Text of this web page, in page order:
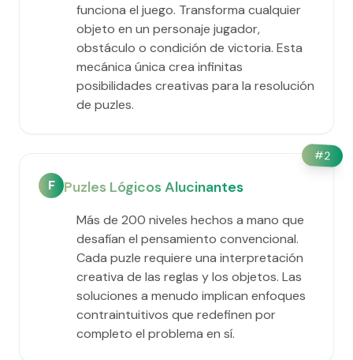
funciona el juego. Transforma cualquier
objeto en un personaje jugador,
obstáculo o condición de victoria. Esta
mecánica única crea infinitas
posibilidades creativas para la resolución
de puzles.
#2
F Puzles Lógicos Alucinantes
Más de 200 niveles hechos a mano que
desafían el pensamiento convencional.
Cada puzle requiere una interpretación
creativa de las reglas y los objetos. Las
soluciones a menudo implican enfoques
contraintuitivos que redefinen por
completo el problema en sí.